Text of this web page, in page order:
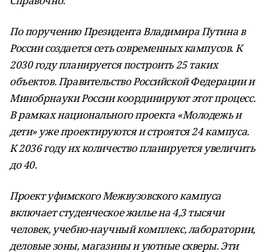
По поручению Президента Владимира Путина в
России создается сеть современных кампусов. К
2030 году планируется построить 25 таких
объектов. Правительство Российской Федерации и
Минобрнауки России координируют этот процесс.
В рамках национального проекта «Молодежь и
дети» уже проектируются и строятся 24 кампуса.
К 2036 году их количество планируется увеличить
до 40.
Проект уфимского Межвузовского кампуса
включает студенческое жилье на 4,3 тысячи
человек, учебно-научный комплекс, лаборатории,
деловые зоны, магазины и уютные скверы. Эти